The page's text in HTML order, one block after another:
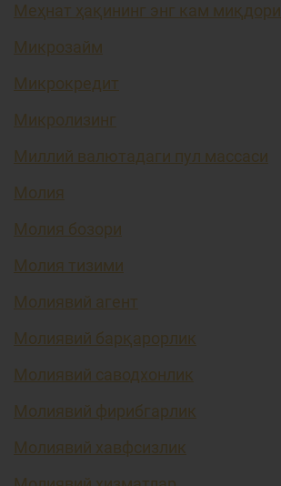
Меҳнат ҳақининг энг кам миқдори
Микрозайм
Микрокредит
Микролизинг
Миллий валютадаги пул массаси
Молия
Молия бозори
Молия тизими
Молиявий агент
Молиявий барқарорлик
Молиявий саводхонлик
Молиявий фирибгарлик
Молиявий хавфсизлик